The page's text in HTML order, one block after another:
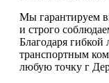
Мы гарантируем
и строго
Благодаря
транспортным
любую точку г